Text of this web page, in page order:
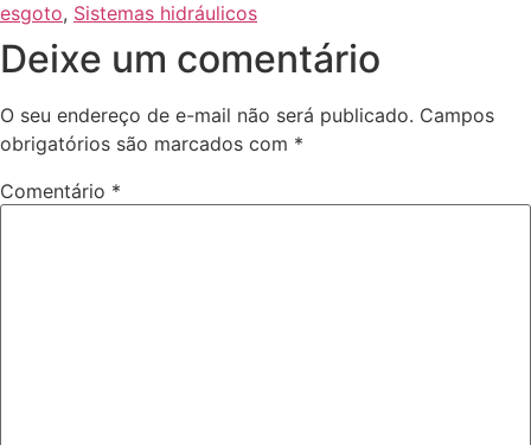
esgoto, Sistemas hidráulicos
Deixe um comentário
O seu endereço de e-mail não será publicado. Campos
obrigatórios são marcados com *
Comentário *